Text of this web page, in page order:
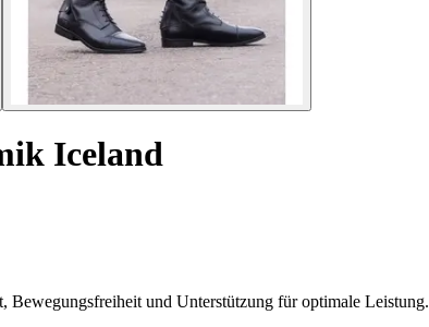
Iceland
Bewegungsfreiheit und Unterstützung für optimale Leistung.